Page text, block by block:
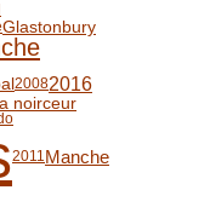
Glastonbury
20082016
noirceur
2011Manche